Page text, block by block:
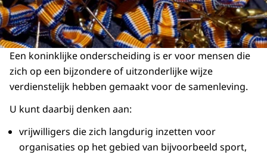
Een koninklijke onderscheiding is er voor mensen die
zich op een bijzondere of uitzonderlijke wijze
verdienstelijk hebben gemaakt voor de samenleving.
U kunt daarbij denken aan:
vrijwilligers die zich langdurig inzetten voor
organisaties op het gebied van bijvoorbeeld sport,